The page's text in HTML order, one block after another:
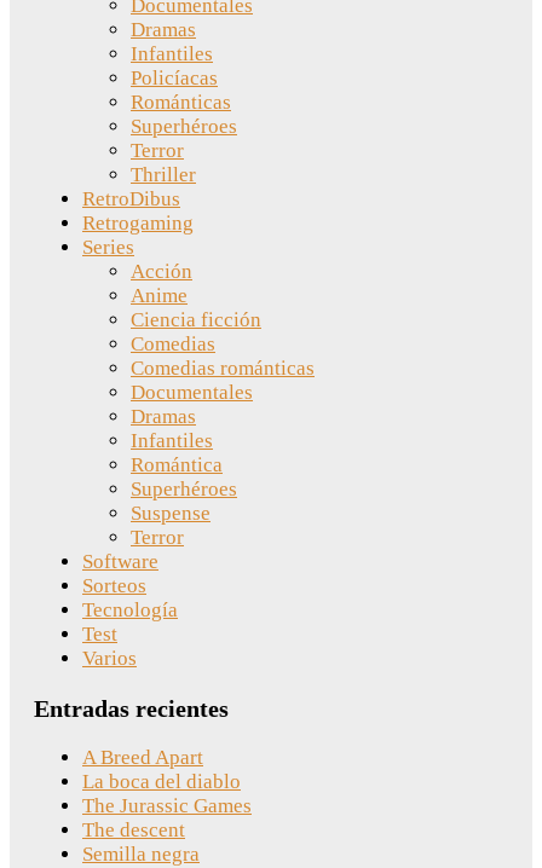
Documentales
Dramas
Infantiles
Policíacas
Románticas
Superhéroes
Terror
Thriller
RetroDibus
Retrogaming
Series
Acción
Anime
Ciencia ficción
Comedias
Comedias románticas
Documentales
Dramas
Infantiles
Romántica
Superhéroes
Suspense
Terror
Software
Sorteos
Tecnología
Test
Varios
Entradas recientes
A Breed Apart
La boca del diablo
The Jurassic Games
The descent
Semilla negra